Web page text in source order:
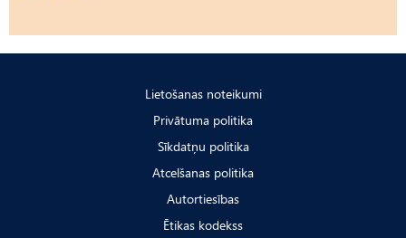
Lietošanas noteikumi
Privātuma politika
Sīkdatņu politika
Atcelšanas politika
Autortiesības
Ētikas kodekss